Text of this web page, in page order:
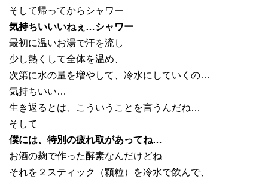
そして帰ってからシャワー
気持ちいいいねぇ…シャワー
最初に温いお湯で汗を流し
少し熱くして全体を温め、
次第に水の量を増やして、冷水にしていくの…
気持ちいい…
生き返るとは、こういうことを言うんだね…
そして
僕には、特別の疲れ取があってね…
お酒の麹で作った酵素なんだけどね
それを２スティック（顆粒）を冷水で飲んで、